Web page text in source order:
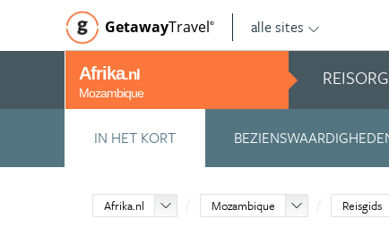
GetawayTravel© alle sites
Afrika.nl
Mozambique
IN HET KORT
Afrika.nl Mozambique Reisgids